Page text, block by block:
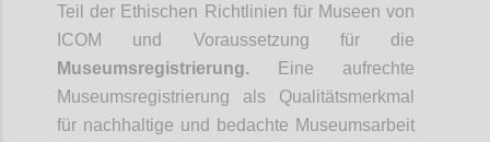
Teil der Ethischen Richtlinien für Museen von
ICOM und Voraussetzung für die
Museumsregistrierung.
Eine aufrechte
Museumsregistrierung als Qualitätsmerkmal
für nachhaltige und bedachte Museumsarbeit